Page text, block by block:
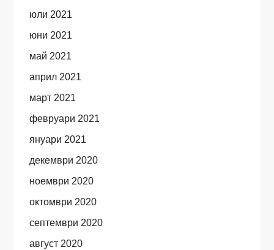
юли 2021
юни 2021
май 2021
април 2021
март 2021
февруари 2021
януари 2021
декември 2020
ноември 2020
октомври 2020
септември 2020
август 2020